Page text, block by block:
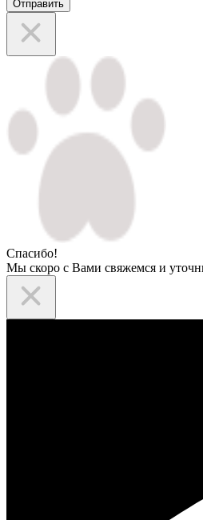
Отправить
Спасибо!
Мы скоро с Вами свяжемся и